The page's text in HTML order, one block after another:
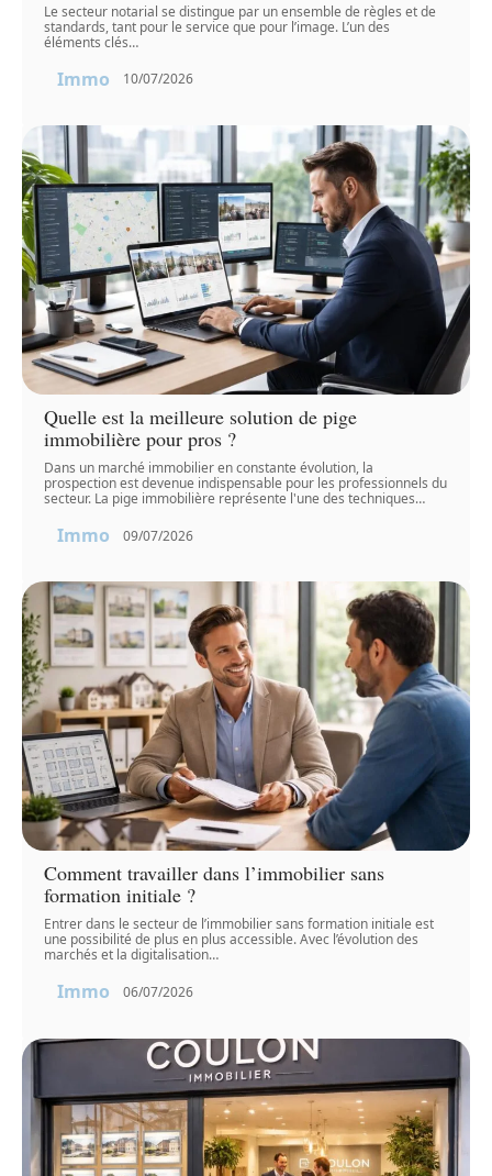
Le secteur notarial se distingue par un ensemble de règles et de
standards, tant pour le service que pour l’image. L’un des
éléments clés…
Immo 10/07/2026
Quelle est la meilleure solution de pige
immobilière pour pros ?
Dans un marché immobilier en constante évolution, la
prospection est devenue indispensable pour les professionnels du
secteur. La pige immobilière représente l'une des techniques…
Immo 09/07/2026
Comment travailler dans l’immobilier sans
formation initiale ?
Entrer dans le secteur de l’immobilier sans formation initiale est
une possibilité de plus en plus accessible. Avec l’évolution des
marchés et la digitalisation…
Immo 06/07/2026